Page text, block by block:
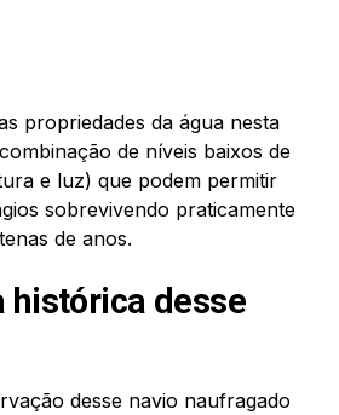
propriedades da água nesta
de níveis baixos de
e luz) que podem permitir
sobrevivendo praticamente
de anos.
histórica desse
desse navio naufragado